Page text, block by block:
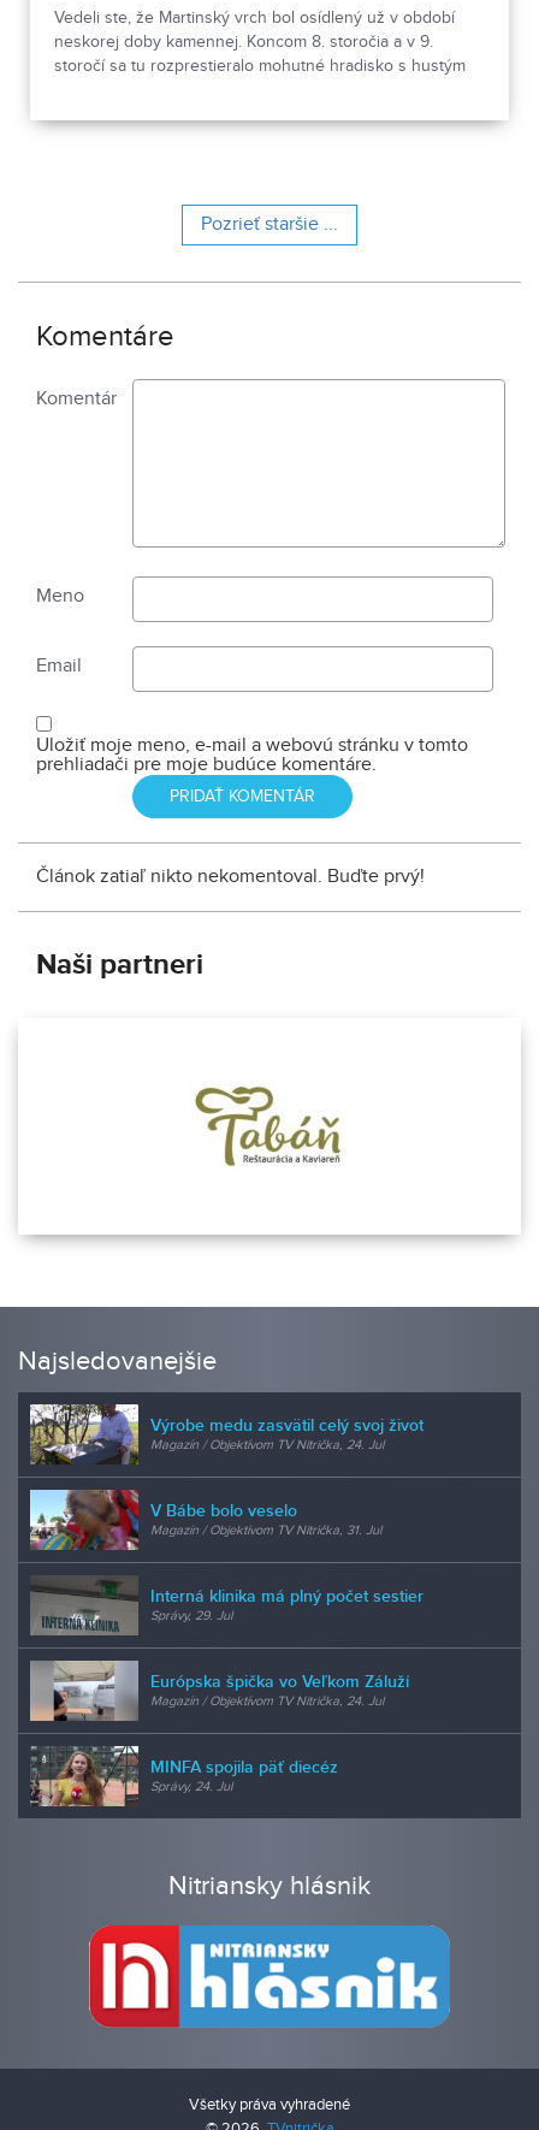
Vedeli ste, že Martinský vrch bol osídlený už v období
neskorej doby kamennej. Koncom 8. storočia a v 9.
storočí sa tu rozprestieralo mohutné hradisko s hustým
Pozrieť staršie ...
Komentáre
Komentár
Meno
Email
Uložiť moje meno, e-mail a webovú stránku v tomto
prehliadači pre moje budúce komentáre.
Článok zatiaľ nikto nekomentoval. Buďte prvý!
Naši partneri
Najsledovanejšie
Výrobe medu zasvätil celý svoj život
Magazín / Objektívom TV Nitrička, 24. Jul
V Bábe bolo veselo
Magazín / Objektívom TV Nitrička, 31. Jul
Interná klinika má plný počet sestier
Správy, 29. Jul
Európska špička vo Veľkom Záluží
Magazín / Objektívom TV Nitrička, 24. Jul
MINFA spojila päť diecéz
Správy, 24. Jul
Nitriansky hlásnik
Všetky práva vyhradené